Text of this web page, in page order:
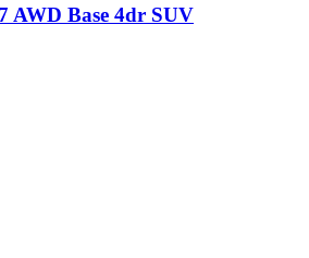
AWD Base 4dr SUV